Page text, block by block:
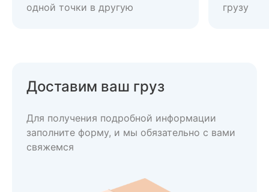
одной точки в другую
грузу
Доставим ваш груз
Для получения подробной информации
заполните форму, и мы обязательно с вами
свяжемся